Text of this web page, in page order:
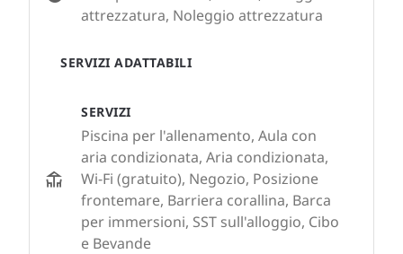
attrezzatura, Noleggio attrezzatura
SERVIZI ADATTABILI
SERVIZI
Piscina per l'allenamento, Aula con
aria condizionata, Aria condizionata,
Wi-Fi (gratuito), Negozio, Posizione
frontemare, Barriera corallina, Barca
per immersioni, SST sull'alloggio, Cibo
e Bevande